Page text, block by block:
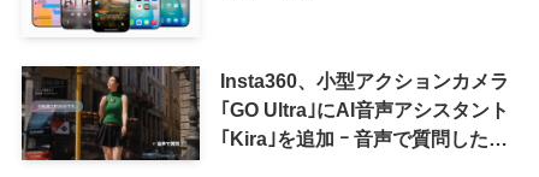
Insta360、小型アクションカメラ
｢GO Ultra｣にAI音声アシスタント
｢Kira｣を追加 ｰ 音声で質問した